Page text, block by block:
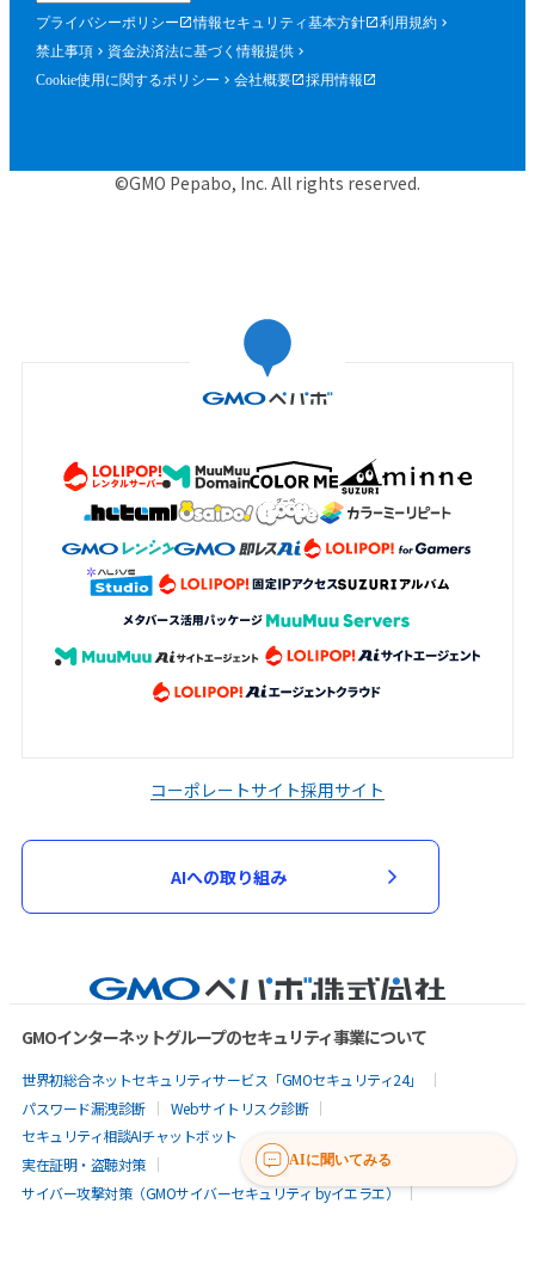
プライバシーポリシー 情報セキュリティ基本方針
利用規約
禁止事項
資金決済法に基づく情報提供
Cookie使用に関するポリシー
会社概要 採用情報
©GMO Pepabo, Inc. All rights reserved.
コーポレートサイト採用サイト
AIへの取り組み
GMOインターネットグループのセキュリティ事業について
世界初総合ネットセキュリティサービス「GMOセキュリティ24」
パスワード漏洩診断
Webサイトリスク診断
セキュリティ相談AIチャットボット
実在証明・盗聴対策
サイバー攻撃対策（GMOサイバーセキュリティ byイエラエ）
AIに聞いてみる